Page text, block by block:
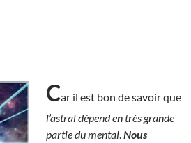
Car il est bon de savoir que
l’astral dépend en très grande
partie du mental Nous